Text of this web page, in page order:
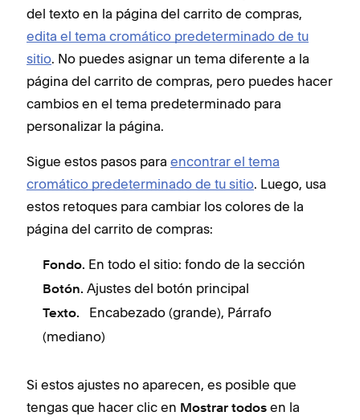
del texto en la página del carrito de compras,
edita el tema cromático predeterminado de tu
sitio. No puedes asignar un tema diferente a la
página del carrito de compras, pero puedes hacer
cambios en el tema predeterminado para
personalizar la página.
Sigue estos pasos para encontrar el tema
cromático predeterminado de tu sitio. Luego, usa
estos retoques para cambiar los colores de la
página del carrito de compras:
Fondo. En todo el sitio: fondo de la sección
Botón. Ajustes del botón principal
Texto.
Encabezado (grande), Párrafo
(mediano)
Si estos ajustes no aparecen, es posible que
tengas que hacer clic en Mostrar todos en la